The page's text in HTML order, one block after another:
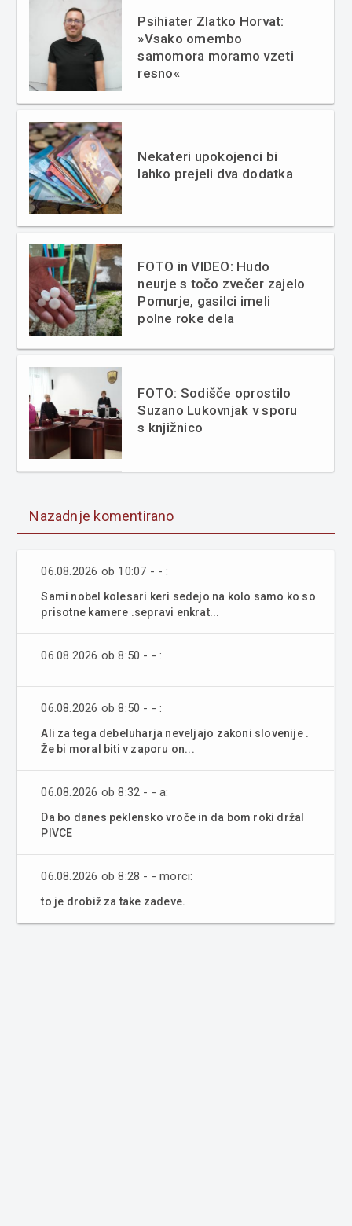
Psihiater Zlatko Horvat:
»Vsako omembo
samomora moramo vzeti
resno«
Nekateri upokojenci bi
lahko prejeli dva dodatka
FOTO in VIDEO: Hudo
neurje s točo zvečer zajelo
Pomurje, gasilci imeli
polne roke dela
FOTO: Sodišče oprostilo
Suzano Lukovnjak v sporu
s knjižnico
Nazadnje komentirano
06.08.2026 ob 10:07 - - :
Sami nobel kolesari keri sedejo na kolo samo ko so
prisotne kamere .sepravi enkrat...
06.08.2026 ob 8:50 - - :
06.08.2026 ob 8:50 - - :
Ali za tega debeluharja neveljajo zakoni slovenije .
Že bi moral biti v zaporu on...
06.08.2026 ob 8:32 - - a:
Da bo danes peklensko vroče in da bom roki držal
PIVCE
06.08.2026 ob 8:28 - - morci:
to je drobiž za take zadeve.